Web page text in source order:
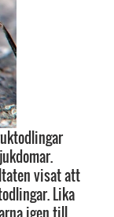
visat att
Lika